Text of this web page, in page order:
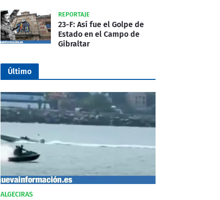
REPORTAJE
23-F: Así fue el Golpe de
Estado en el Campo de
Gibraltar
Último
ALGECIRAS